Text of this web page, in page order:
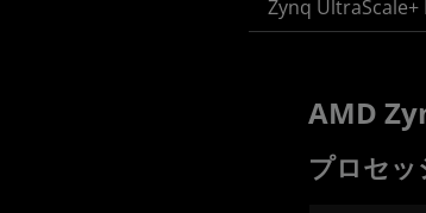
Zynq UltraScale+
AMD
プロセ